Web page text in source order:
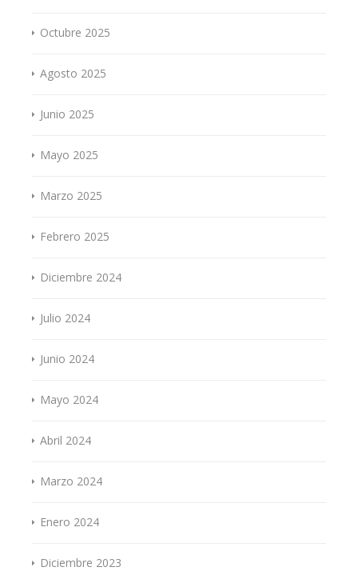
Octubre 2025
Agosto 2025
Junio 2025
Mayo 2025
Marzo 2025
Febrero 2025
Diciembre 2024
Julio 2024
Junio 2024
Mayo 2024
Abril 2024
Marzo 2024
Enero 2024
Diciembre 2023